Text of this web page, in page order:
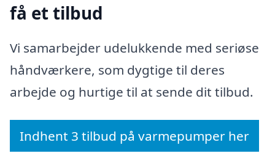
få et tilbud
Vi samarbejder udelukkende med seriøse
håndværkere, som dygtige til deres
arbejde og hurtige til at sende dit tilbud.
Indhent 3 tilbud på varmepumper her